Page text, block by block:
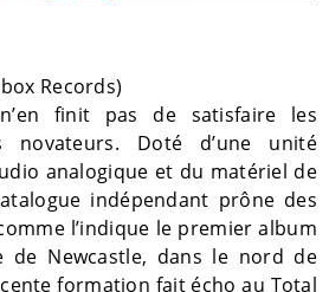
Records)
finit pas de satisfaire les
novateurs. Doté d’une unité
analogique et du matériel de
indépendant prône des
l’indique le premier album
de Newcastle, dans le nord de
formation fait écho au Total